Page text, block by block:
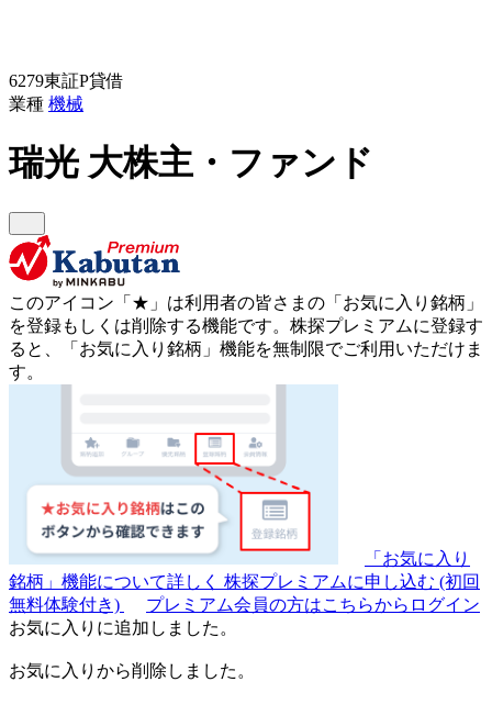
6279東証P貸借
業種 機械
瑞光 大株主・ファンド
このアイコン 「★」 は利用者の皆さまの 「お気に入り銘柄」
を登録もしくは削除する機能です。 株探プレミアムに登録す
ると、「お気に入り銘柄」機能を無制限でご利用いただけま
す。
「お気に入り
銘柄」機能について詳しく 株探プレミアムに申し込む (初回
無料体験付き)
プレミアム会員の方はこちらからログイン
お気に入りに追加しました。
お気に入りから削除しました。